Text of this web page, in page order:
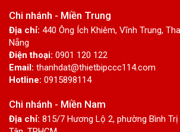
Chi nhánh - Miền Trung
Địa chỉ: 440 Ông Ích Khiêm, Vĩnh Trung,
Nẵng
Điện thoại: 0901 120 122
Email: thanhdat@thietbipccc114.com
Hotline: 0915898114
Chi nhánh - Miền Nam
Địa chỉ: 815/7 Hương Lộ 2, phường Bình